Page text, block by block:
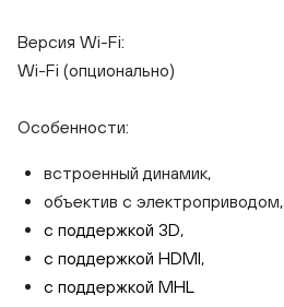
Версия Wi-Fi:
Wi-Fi (опционально)
Особенности:
встроенный динамик,
объектив с электроприводом,
с поддержкой 3D,
с поддержкой HDMI,
с поддержкой MHL